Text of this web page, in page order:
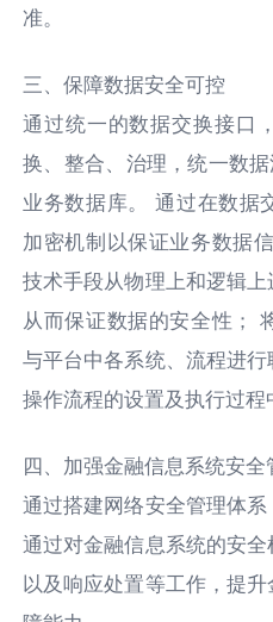
准。
三、保障数据安全可控
通过统一的数据交换接口
换、整合、治理，统一数
业务数据库。 通过在数据
加密机制以保证业务数据
技术手段从物理上和逻辑
从而保证数据的安全性；
与平台中各系统、流程进
操作流程的设置及执行过程
四、加强金融信息系统安全
通过搭建网络安全管理体系
通过对金融信息系统的安
以及响应处置等工作，提